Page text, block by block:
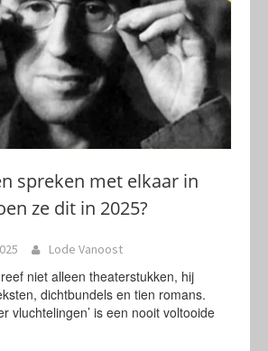
spreken met elkaar in
ze dit in 2025?
Lode Vanoost
niet alleen theaterstukken, hij
dichtbundels en tien romans.
vluchtelingen’ is een nooit voltooide